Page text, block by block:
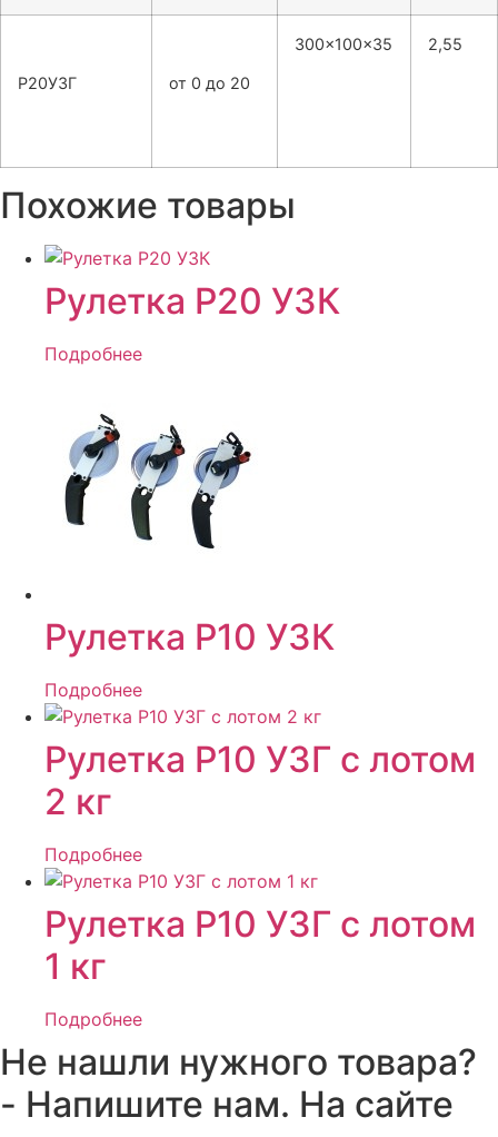
Р20У3Г от 0 до 20
300×100×35 2,55
Похожие товары
Рулетка Р20 УЗК
Подробнее
Рулетка Р10 УЗК
Подробнее
Рулетка Р10 УЗГ с лотом
2 кг
Подробнее
Рулетка Р10 УЗГ с лотом
1 кг
Подробнее
Не нашли нужного товара?
- Напишите нам. На сайте